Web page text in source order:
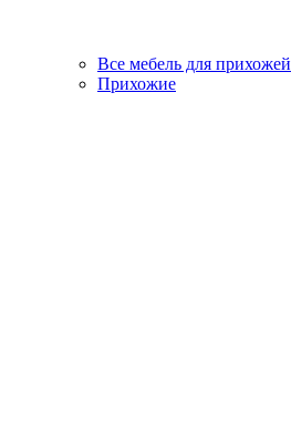
Все мебель для прихожей
Прихожие